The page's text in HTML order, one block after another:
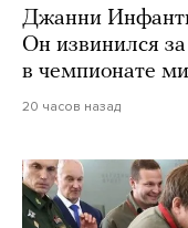
Джанни
Он извинился
в чемпионате
20 часов назад